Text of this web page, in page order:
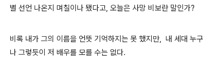
별 선언 나온지 며칠이나 됐다고, 오늘은 사망 비보란 말인가?
비록 내가 그의 이름을 언뜻 기억하지는 못 했지만, 내 세대 누구
나 그렇듯이 저 배우를 모를 수는 없다.